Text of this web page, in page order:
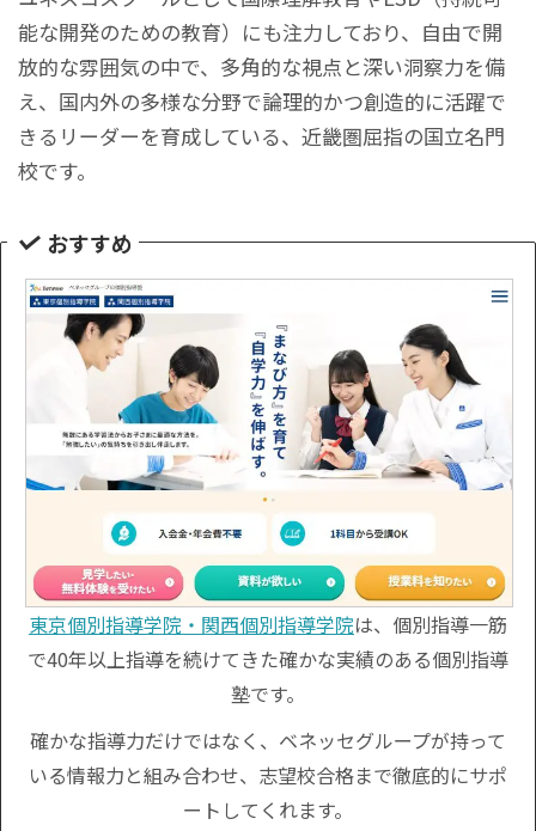
能な開発のための教育）にも注力しており、自由で開
放的な雰囲気の中で、多角的な視点と深い洞察力を備
え、国内外の多様な分野で論理的かつ創造的に活躍で
きるリーダーを育成している、近畿圏屈指の国立名門
校です。
おすすめ
東京個別指導学院・関西個別指導学院は、個別指導一筋
で40年以上指導を続けてきた確かな実績のある個別指導
塾です。
確かな指導力だけではなく、ベネッセグループが持って
いる情報力と組み合わせ、志望校合格まで徹底的にサポ
ートしてくれます。